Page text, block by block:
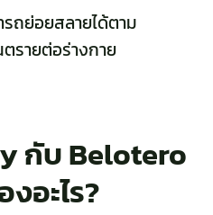
รถย่อยสลายได้ตาม
รายต่อร่างกาย
กับ Belotero
อะไร?